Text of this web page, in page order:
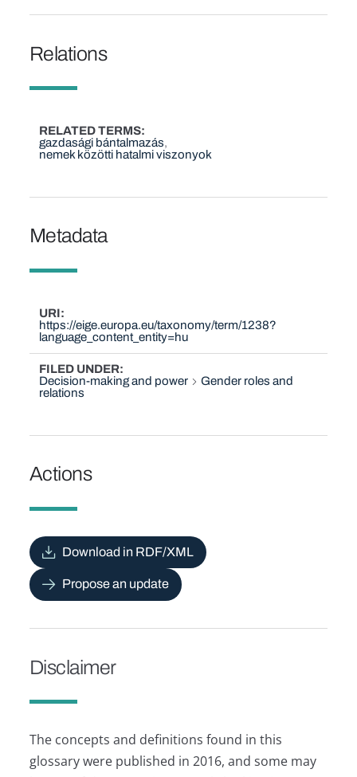
Relations
RELATED TERMS
gazdasági bántalmazás
nemek közötti hatalmi viszonyok
Metadata
URI
https://eige.europa.eu/taxonomy/term/1238?
language_content_entity=hu
FILED UNDER
Decision-making and power
Gender roles and
relations
Actions
Download in RDF/XML
Propose an update
Disclaimer
The concepts and definitions found in this
glossary were published in 2016, and some may